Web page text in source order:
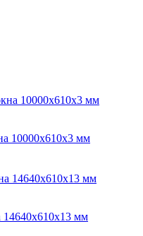
10000х610х3 мм
14640х610х13 мм